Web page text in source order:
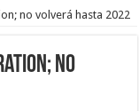
no volverá hasta 2022
no